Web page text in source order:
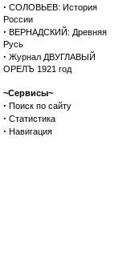
· СОЛОВЬЕВ: История
России
· ВЕРНАДСКИЙ: Древняя
Русь
· Журнал ДВУГЛАВЫЙ
ОРЕЛЪ 1921 год
~Сервисы~
· Поиск по сайту
· Статистика
· Навигация